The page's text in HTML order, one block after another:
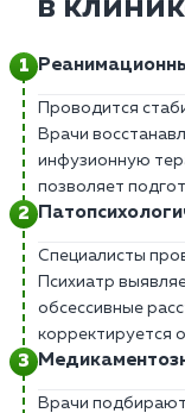
в
Проводится
Врачи
инфузионную
позволяет
Специалисты
Психиатр
обсессивные
корректируется
Врачи